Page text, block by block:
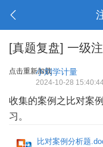
[真题复盘] 一级
点击重新加载小刘学计量
2024-10-28
收集的案例之比对案
习。
比对案例分析题